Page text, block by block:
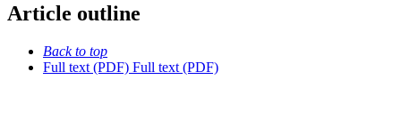
Article outline
Back to top
Full text (PDF) Full text (PDF)